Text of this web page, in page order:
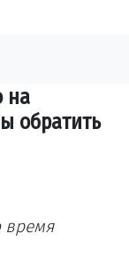
на
обратить
время